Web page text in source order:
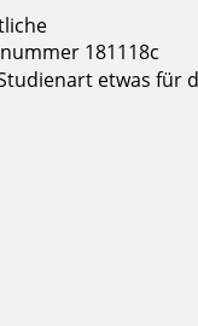
181118c
etwas für